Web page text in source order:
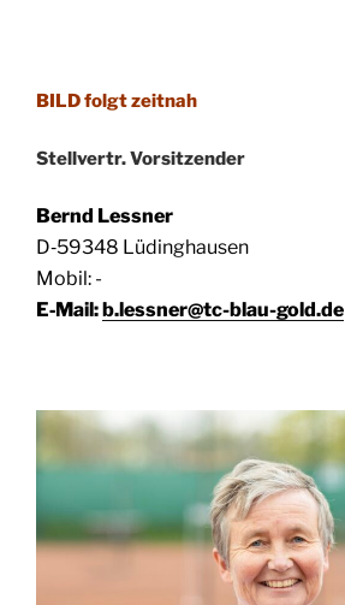
BILD folgt zeitnah
Stell­vertr. Vorsitzender
Bernd Less­ner
D‑59348 Lüding­hau­sen
Mobil: -
E‑Mail: b.lessner@tc-blau-gold.de